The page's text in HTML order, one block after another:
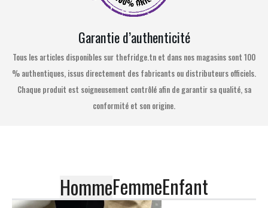
Garantie d’authenticité
Tous les articles disponibles sur thefridge.tn et dans nos magasins sont 100
% authentiques, issus directement des fabricants ou distributeurs officiels.
Chaque produit est soigneusement contrôlé afin de garantir sa qualité, sa
conformité et son origine.
HommeFemmeEnfant